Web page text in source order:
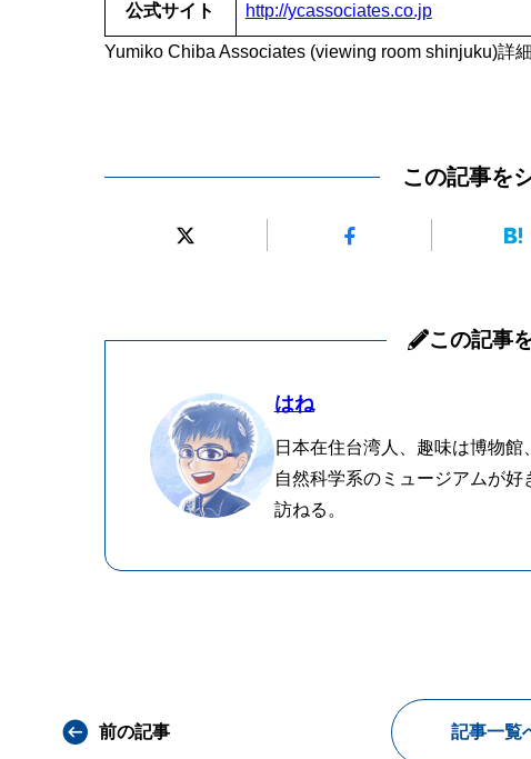
公式サイト http://ycassociates.co.jp
Yumiko Chiba Associates (viewing room shinjuku)詳
この記事を
この記事
はね
日本在住台湾人、趣味は博物
自然科学系のミュージアムが好
訪ねる。
前の記事 記事一覧